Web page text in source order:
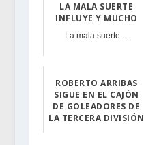
LA MALA SUERTE
INFLUYE Y MUCHO
La mala suerte ...
ROBERTO ARRIBAS
SIGUE EN EL CAJÓN
DE GOLEADORES DE
LA TERCERA DIVISIÓN